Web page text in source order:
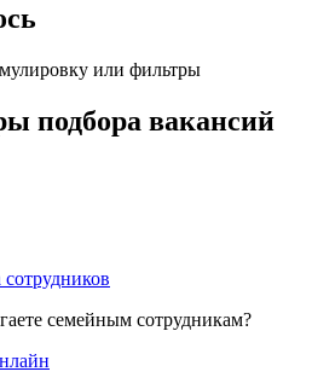
или фильтры
подбора вакансий
семейным сотрудникам?